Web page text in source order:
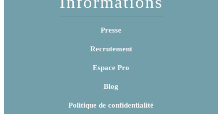
Presse
Recrutement
Espace Pro
Blog
Politique de confidentialité